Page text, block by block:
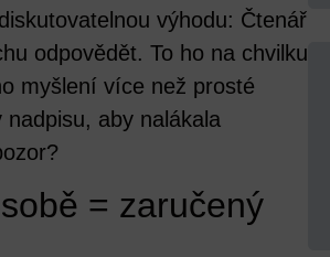
výhodu: Čtenář
odpovědět. To ho na chvilku
myšlení více než prosté
aby nalákala
= zaručený